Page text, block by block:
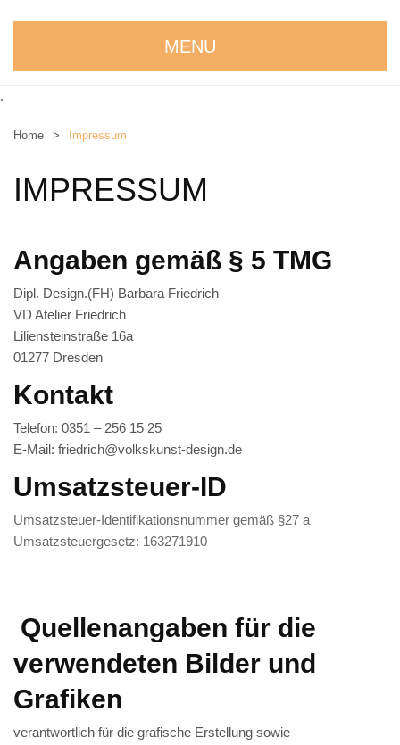
MENU
WIR STELLEN UNS VOR
ONLINESHOP
Kreativbaukasten
Lichtfigur
Leuchterspinne
Geschenkverpackung
Kundeninformationen
Mein Konto
IMPRESSUM
.
Home > Impressum
IMPRESSUM
Angaben gemäß § 5 TMG
Dipl. Design.(FH) Barbara Friedrich
VD Atelier Friedrich
Liliensteinstraße 16a
01277 Dresden
Kontakt
Telefon: 0351 – 256 15 25
E-Mail: friedrich@volkskunst-design.de
Umsatzsteuer-ID
Umsatzsteuer-Identifikationsnummer gemäß §27 a
Umsatzsteuergesetz: 163271910
Quellenangaben für die
verwendeten Bilder und
Grafiken
verantwortlich für die grafische Erstellung sowie